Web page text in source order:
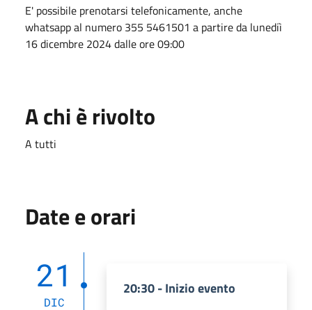
E' possibile prenotarsi telefonicamente, anche
whatsapp al numero 355 5461501 a partire da lunediì
16 dicembre 2024 dalle ore 09:00
A chi è rivolto
A tutti
Date e orari
21
DIC
20:30 - Inizio evento